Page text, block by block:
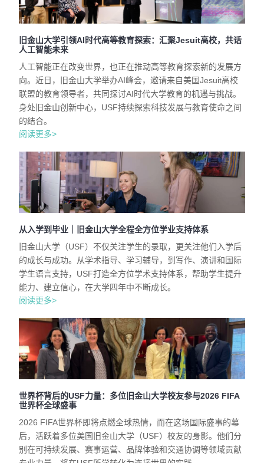
旧金山大学引领AI时代高等教育探索：汇聚Jesuit高校，共话
人工智能未来
人工智能正在改变世界，也正在推动高等教育探索新的发展方
向。近日，旧金山大学举办AI峰会，邀请来自美国Jesuit高校
联盟的教育领导者，共同探讨AI时代大学教育的机遇与挑战。
身处旧金山创新中心，USF持续探索科技发展与教育使命之间
的结合。
阅读更多>
从入学到毕业｜旧金山大学全程全方位学业支持体系
旧金山大学（USF）不仅关注学生的录取，更关注他们入学后
的成长与成功。从学术指导、学习辅导，到写作、演讲和国际
学生语言支持，USF打造全方位学术支持体系，帮助学生提升
能力、建立信心，在大学四年中不断成长。
阅读更多>
世界杯背后的USF力量：多位旧金山大学校友参与2026 FIFA
世界杯全球盛事
2026 FIFA世界杯即将点燃全球热情，而在这场国际盛事的幕
后，活跃着多位美国旧金山大学（USF）校友的身影。他们分
别在可持续发展、赛事运营、品牌体验和交通协调等领域贡献